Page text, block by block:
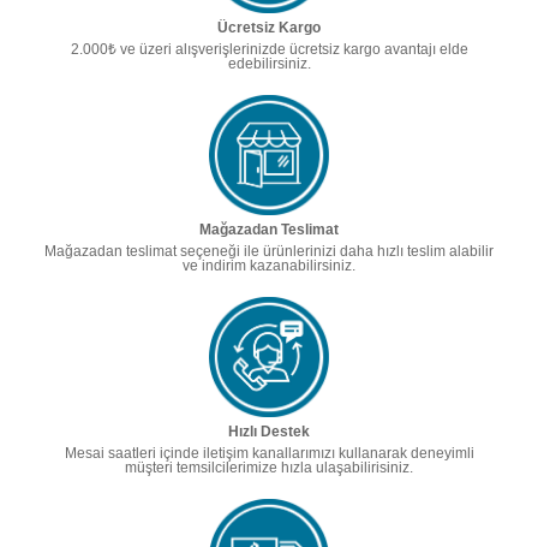
Ücretsiz Kargo
2.000₺ ve üzeri alışverişlerinizde ücretsiz kargo avantajı elde
edebilirsiniz.
Mağazadan Teslimat
Mağazadan teslimat seçeneği ile ürünlerinizi daha hızlı teslim alabilir
ve indirim kazanabilirsiniz.
Hızlı Destek
Mesai saatleri içinde iletişim kanallarımızı kullanarak deneyimli
müşteri temsilcilerimize hızla ulaşabilirisiniz.